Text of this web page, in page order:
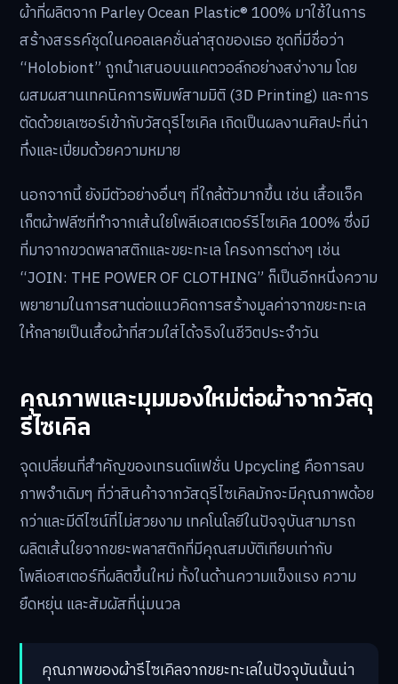
ผ้าที่ผลิตจาก Parley Ocean Plastic® 100% มาใช้ในการ
สร้างสรรค์ชุดในคอลเลคชั่นล่าสุดของเธอ ชุดที่มีชื่อว่า
“Holobiont” ถูกนำเสนอบนแคตวอล์กอย่างสง่างาม โดย
ผสมผสานเทคนิคการพิมพ์สามมิติ (3D Printing) และการ
ตัดด้วยเลเซอร์เข้ากับวัสดุรีไซเคิล เกิดเป็นผลงานศิลปะที่น่า
ทึ่งและเปี่ยมด้วยความหมาย
นอกจากนี้ ยังมีตัวอย่างอื่นๆ ที่ใกล้ตัวมากขึ้น เช่น เสื้อแจ็ค
เก็ตผ้าฟลีซที่ทำจากเส้นใยโพลีเอสเตอร์รีไซเคิล 100% ซึ่งมี
ที่มาจากขวดพลาสติกและขยะทะเล โครงการต่างๆ เช่น
“JOIN: THE POWER OF CLOTHING” ก็เป็นอีกหนึ่งความ
พยายามในการสานต่อแนวคิดการสร้างมูลค่าจากขยะทะเล
ให้กลายเป็นเสื้อผ้าที่สวมใส่ได้จริงในชีวิตประจำวัน
คุณภาพและมุมมองใหม่ต่อผ้าจากวัสดุ
รีไซเคิล
จุดเปลี่ยนที่สำคัญของเทรนด์แฟชั่น Upcycling คือการลบ
ภาพจำเดิมๆ ที่ว่าสินค้าจากวัสดุรีไซเคิลมักจะมีคุณภาพด้อย
กว่าและมีดีไซน์ที่ไม่สวยงาม เทคโนโลยีในปัจจุบันสามารถ
ผลิตเส้นใยจากขยะพลาสติกที่มีคุณสมบัติเทียบเท่ากับ
โพลีเอสเตอร์ที่ผลิตขึ้นใหม่ ทั้งในด้านความแข็งแรง ความ
ยืดหยุ่น และสัมผัสที่นุ่มนวล
คุณภาพของผ้ารีไซเคิลจากขยะทะเลในปัจจุบันนั้นน่า